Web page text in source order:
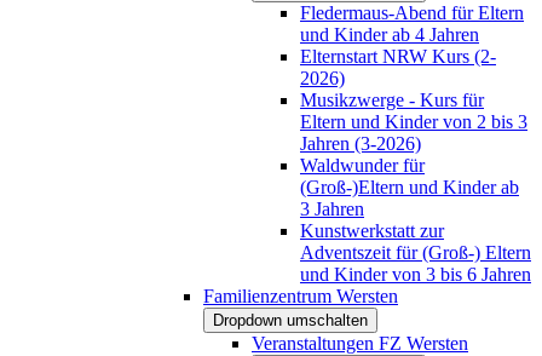
Fledermaus-Abend für Eltern
und Kinder ab 4 Jahren
Elternstart NRW Kurs (2-
2026)
Musikzwerge - Kurs für
Eltern und Kinder von 2 bis 3
Jahren (3-2026)
Waldwunder für
(Groß-)Eltern und Kinder ab
3 Jahren
Kunstwerkstatt zur
Adventszeit für (Groß-) Eltern
und Kinder von 3 bis 6 Jahren
Familienzentrum Wersten
Dropdown umschalten
Veranstaltungen FZ Wersten